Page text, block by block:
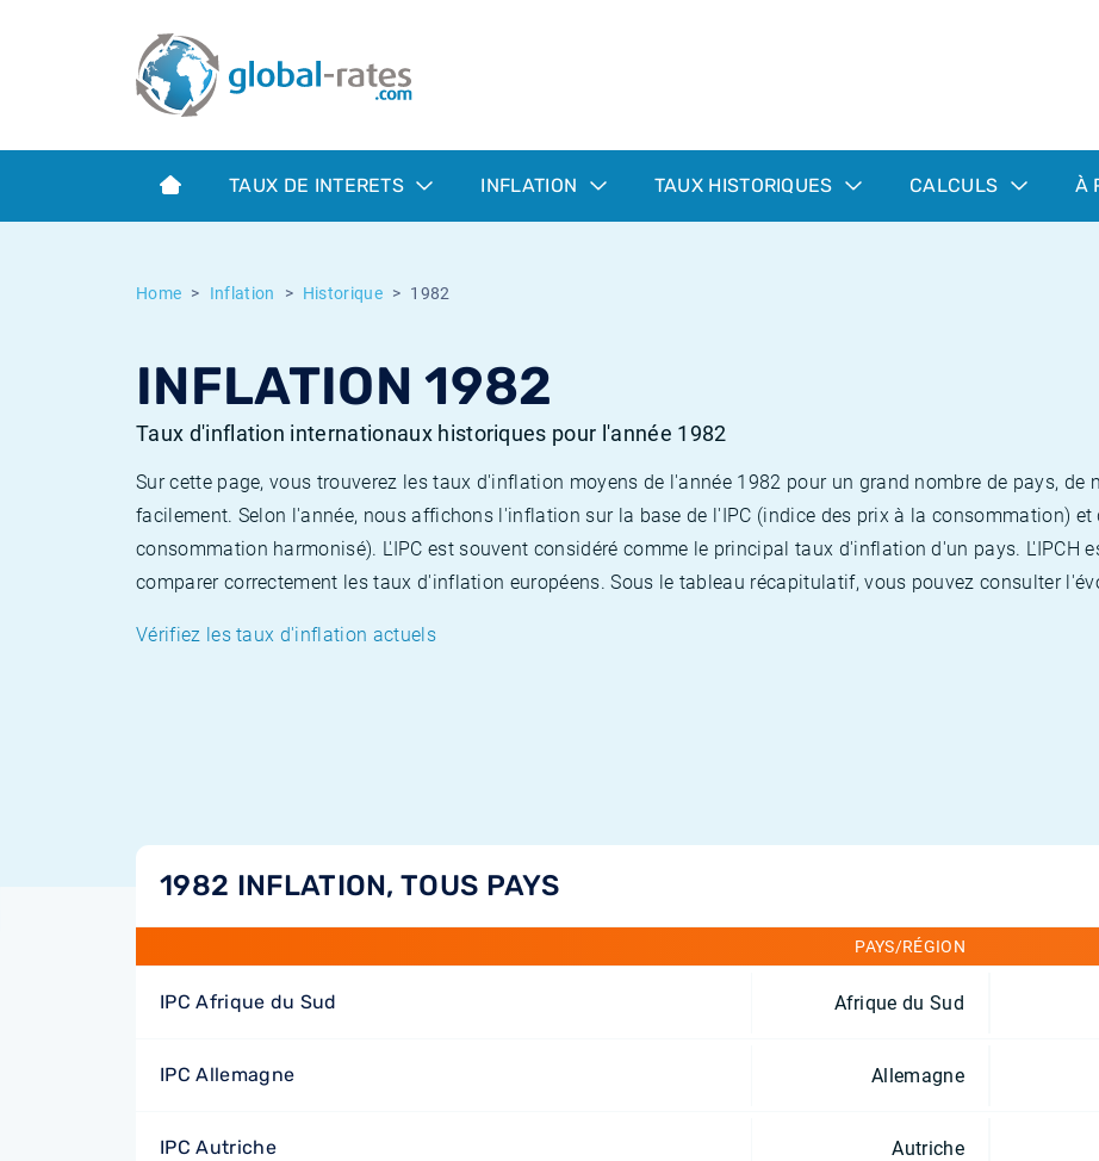
TAUX DE INTERETS INFLATION TAUX HISTORIQUES CALCULS À
Home Inflation Historique 1982
INFLATION 1982
Taux d'inflation internationaux historiques pour l'année 1982
Sur cette page, vous trouverez les taux d'inflation moyens de l'année 1982 pour un grand nombre de pays, de
facilement. Selon l'année, nous affichons l'inflation sur la base de l'IPC (indice des prix à la consommation) et
consommation harmonisé). L'IPC est souvent considéré comme le principal taux d'inflation d'un pays. L'IPCH
comparer correctement les taux d'inflation européens. Sous le tableau récapitulatif, vous pouvez consulter
Vérifiez les taux d'inflation actuels
1982 INFLATION, TOUS PAYS
PAYS/RÉGION
IPC Afrique du Sud Afrique du Sud
IPC Allemagne Allemagne
IPC Autriche Autriche
Term SOFR
Qu'est-ce que l'inflation IPC?
Qu'est-ce que l'inflation IPCH?
Taux Euribor historiques
Taux ESTER historiques
Taux d'inflation historiques
Calculateur d’inflation